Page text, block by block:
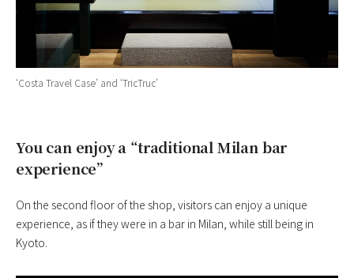
‘Costa Travel Case’ and ‘TricTruc’
You can enjoy a “traditional Milan bar
experience”
On the second floor of the shop, visitors can enjoy a unique
experience, as if they were in a bar in Milan, while still being in
Kyoto.